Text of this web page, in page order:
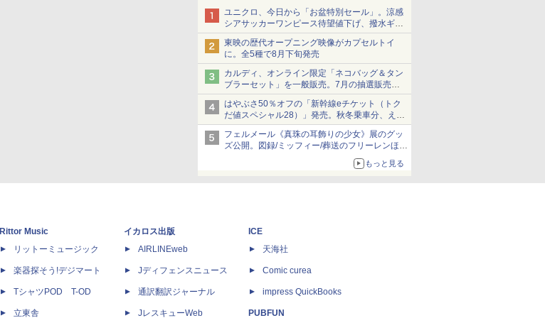
ユニクロ、今日から「お盆特別セール」。涼感
シアサッカーワンピース待望値下げ、撥水ギア
ショーツは1990円に
東映の歴代オープニング映像がカプセルトイ
に。全5種で8月下旬発売
カルディ、オンライン限定「ネコバッグ＆タン
ブラーセット」を一般販売。7月の抽選販売の
当選無効分
はやぶさ50％オフの「新幹線eチケット（トク
だ値スペシャル28）」発売。秋冬乗車分、えき
ねっと限定
フェルメール《真珠の耳飾りの少女》展のグッ
ズ公開。図録/ミッフィー/葬送のフリーレンほ
もっと見る
Rittor Music
リットーミュージック
楽器探そう!デジマート
TシャツPOD T-OD
立東舎
イカロス出版
AIRLINEweb
Jディフェンスニュース
通訳翻訳ジャーナル
JレスキューWeb
ICE
天海社
Comic curea
impress QuickBooks
PUBFUN